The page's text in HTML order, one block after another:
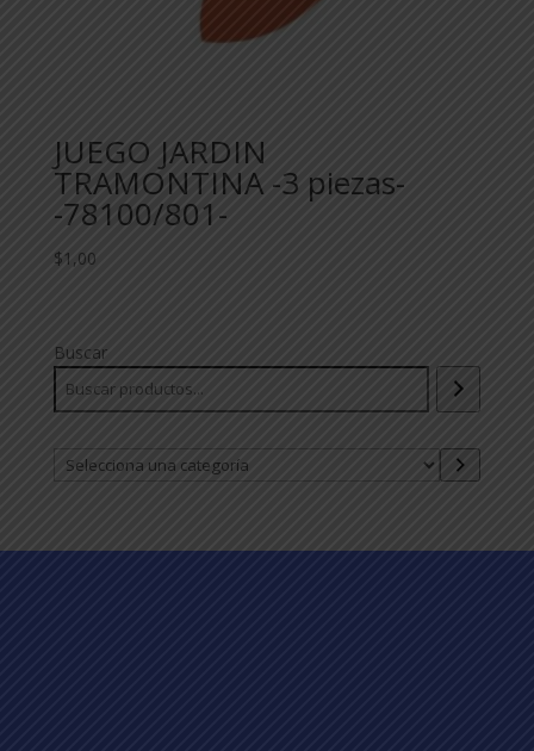
JUEGO JARDIN
TRAMONTINA -3 piezas-
-78100/801-
$1,00
Buscar
Selecciona
una